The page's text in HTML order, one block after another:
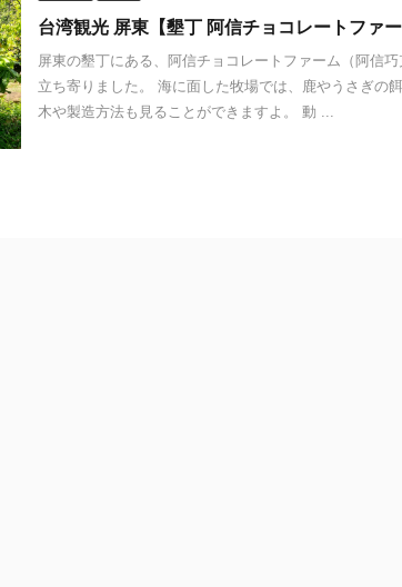
台湾観光 屏東【墾丁 阿信チョコレートファー
屏東の墾丁にある、阿信チョコレートファーム（阿信
立ち寄りました。 海に面した牧場では、鹿やうさぎの
木や製造方法も見ることができますよ。 動 ...